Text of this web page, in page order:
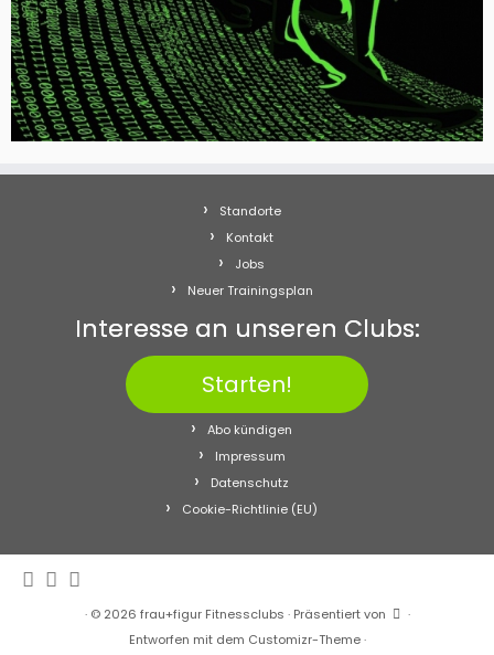
Standorte
Kontakt
Jobs
Neuer Trainingsplan
Interesse an unseren Clubs:
Starten!
Abo kündigen
Impressum
Datenschutz
Cookie-Richtlinie (EU)
· © 2026 frau+figur Fitnessclubs · Präsentiert von
·
Entworfen mit dem Customizr-Theme·